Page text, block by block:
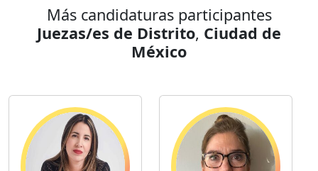
Más candidaturas participantes
Juezas/es de Distrito, Ciudad de
México